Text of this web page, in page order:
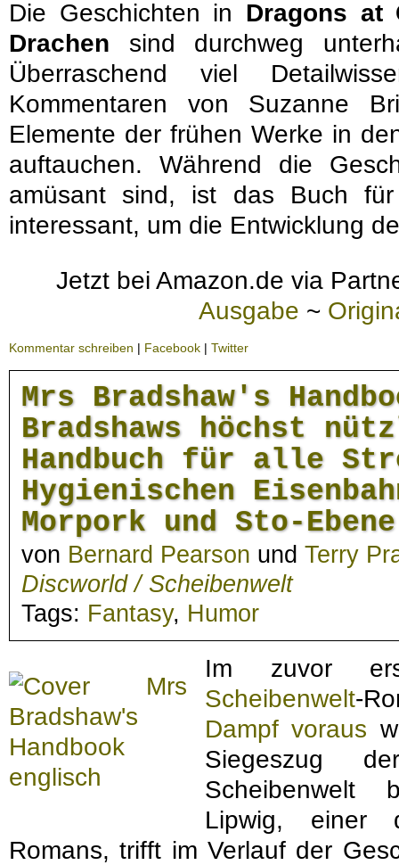
Die Geschichten in Dragons at
Drachen sind durchweg
Überraschend viel
Kommentaren von Suzanne
Elemente der frühen Werke in
auftauchen. Während die
amüsant sind, ist das Buch
interessant, um die Entwicklung
Jetzt bei Amazon.de via
Ausgabe ~
Kommentar schreiben | Facebook | Twitter
Mrs Bradshaw's
Bradshaws höchst
Handbuch für alle
Hygienischen
Morpork und Sto-Ebene
von Bernard Pearson und Terry
Discworld / Scheibenwelt
Tags: Fantasy, Humor
Im zuvor
Scheibenwelt-
Dampf voraus
Siegeszug
Scheibenwelt
Lipwig, einer
Romans, trifft im Verlauf der